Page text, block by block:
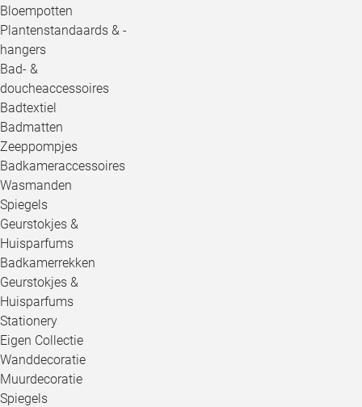
Bloempotten
Plantenstandaards & -
hangers
Bad- &
doucheaccessoires
Badtextiel
Badmatten
Zeeppompjes
Badkameraccessoires
Wasmanden
Spiegels
Geurstokjes &
Huisparfums
Badkamerrekken
Geurstokjes &
Huisparfums
Stationery
Eigen Collectie
Wanddecoratie
Muurdecoratie
Spiegels